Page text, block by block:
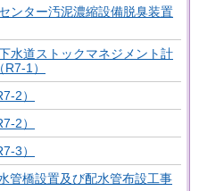
ンター汚泥濃縮設備脱臭装置
水道ストックマネジメント計
1）
2）
2）
3）
管橋設置及び配水管布設工事